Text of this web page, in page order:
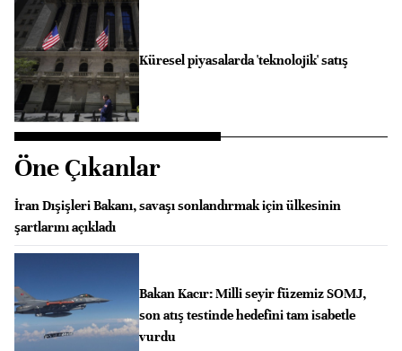
Küresel piyasalarda 'teknolojik' satış
Öne Çıkanlar
İran Dışişleri Bakanı, savaşı sonlandırmak için ülkesinin
şartlarını açıkladı
Bakan Kacır: Milli seyir füzemiz SOMJ,
son atış testinde hedefini tam isabetle
vurdu